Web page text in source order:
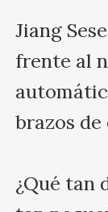
Jiang
frente al
brazos de
¿Qué tan